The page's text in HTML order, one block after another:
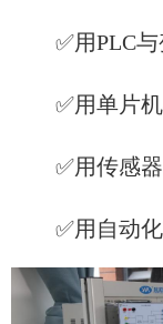
✅用PLC
✅用单片
✅用传感
✅用自动